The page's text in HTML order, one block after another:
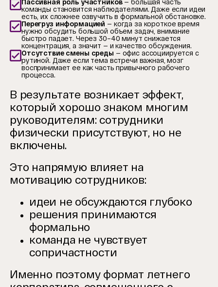
Пассивная роль участников— большая часть
команды становится наблюдателями. Даже если идеи
есть, их сложнее озвучить в формальной обстановке.
Перегруз информацией — когда за короткое время
нужно обсудить большой объем задач, внимание
быстро падает. Через 30–40 минут снижается
концентрация, а значит — и качество обсуждения.
Отсутствие смены среды — офис ассоциируется с
рутиной. Даже если тема встречи важная, мозг
воспринимает ее как часть привычного рабочего
процесса.
В результате возникает эффект,
который хорошо знаком многим
руководителям: сотрудники
физически присутствуют, но не
включены.
Это напрямую влияет на
мотивацию сотрудников:
идеи не обсуждаются глубоко
решения принимаются
формально
команда не чувствует
сопричастности
Именно поэтому формат летнего